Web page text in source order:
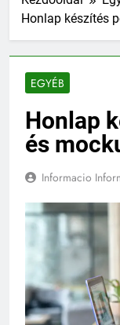
Honlap készítés
EGYÉB
Honlap
és
Informacio